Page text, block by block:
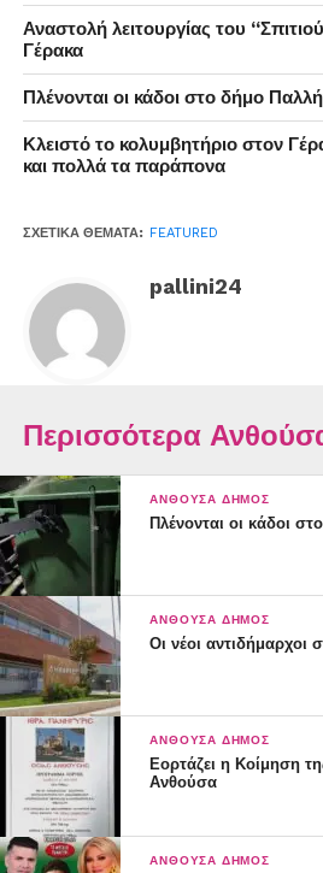
Αναστολή λειτουργίας του
Γέρακα
Πλένονται οι κάδοι στο δήμο
Κλειστό το κολυμβητήριο στον
και πολλά τα παράπονα
ΣΧΕΤΙΚΆ ΘΈΜΑΤΑ: FEATURED
pallini24
Περισσότερα
ΑΝΘΟΎΣΑ ΔΉΜΟΣ
Πλένονται οι κάδοι
ΑΝΘΟΎΣΑ ΔΉΜΟΣ
Οι νέοι αντιδήμαρχοι
ΑΝΘΟΎΣΑ ΔΉΜΟΣ
Εορτάζει η Κοίμηση
Ανθούσα
ΑΝΘΟΎΣΑ ΔΉΜΟΣ